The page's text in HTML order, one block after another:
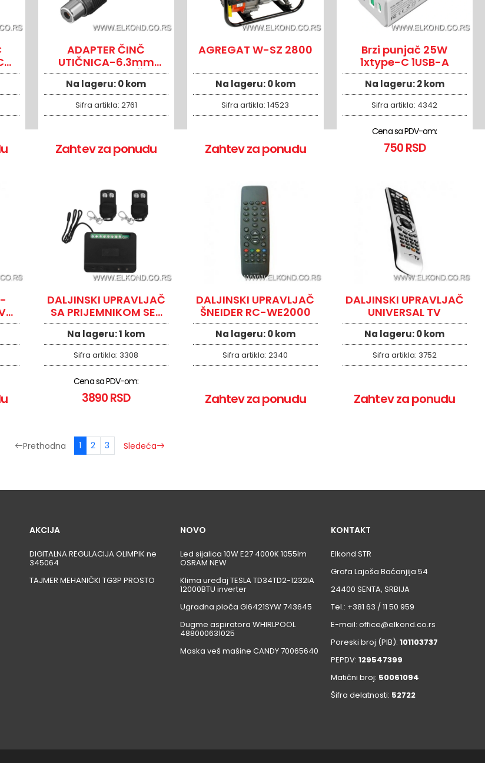
ADAPTER ČINČ
UTIČNICA-6.3mm
MONO UTIKAČ
Na lageru:0 kom
Sifra artikla: 2761
Zahtev za ponudu
AGREGAT W-SZ 2800
Na lageru:0 kom
Sifra artikla:14523
Zahtev za ponudu
Brzi punjač 25W
1xtype-C 1USB-A
Na lageru:2 kom
Sifra artikla: 4342
Cena sa PDV-om:
750 RSD
DALJINSKI UPRAVLJAČ
SA PRIJEMNIKOM SET
2iz RC-KIT3
Na lageru:1 kom
Sifra artikla: 3308
Cena sa PDV-om:
3890 RSD
DALJINSKI UPRAVLJAČ
ŠNEIDER RC-WE2000
Na lageru:0 kom
Sifra artikla:2340
Zahtev za ponudu
DALJINSKI UPRAVLJAČ
UNIVERSAL TV
Na lageru:0 kom
Sifra artikla: 3752
Zahtev za ponudu
Prethodna 1 2 3 Sledeća
AKCIJA
DIGITALNA REGULACIJA OLIMPIK ne
345064
TAJMER MEHANIČKI TG3P PROSTO
NOVO
Led sijalica 10W E27 4000K 1055lm
OSRAM NEW
Klima uređaj TESLA TD34TD2-1232IA
12000BTU inverter
Ugradna ploča GI6421SYW 743645
Dugme aspiratora WHIRLPOOL
488000631025
Maska veš mašine CANDY 70065640
KONTAKT
Elkond STR
Grofa Lajoša Baćanjija 54
24400 SENTA, SRBIJA
Tel.: +381 63 / 11 50 959
E-mail: office@elkond.co.rs
Poreski broj (PIB): 101103737
PEPDV: 129547399
Matični broj: 50061094
Šifra delatnosti: 52722